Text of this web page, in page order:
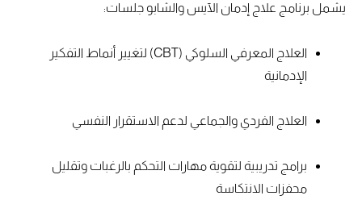
يشمل برنامج علاج إدمان الآيس والشابو جلسات:
العلاج المعرفي السلوكي (CBT) لتغيير أنماط التفكير
الإدمانية
العلاج الفردي والجماعي لدعم الاستقرار النفسي
برامج تدريبية لتقوية مهارات التحكم بالرغبات وتقليل
محفزات الانتكاسة